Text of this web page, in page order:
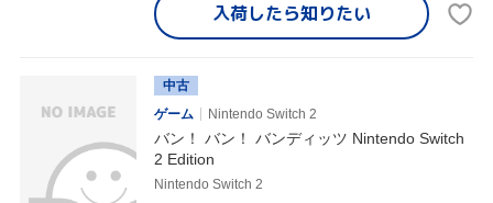
入荷したら知りたい
中古
ゲーム
Nintendo Switch 2
バン！ バン！ バンディッツ Nintendo Switch
2 Edition
Nintendo Switch 2